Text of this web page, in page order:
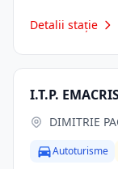
Detalii stație
I.T.P.
DIMITRIE
Autoturisme